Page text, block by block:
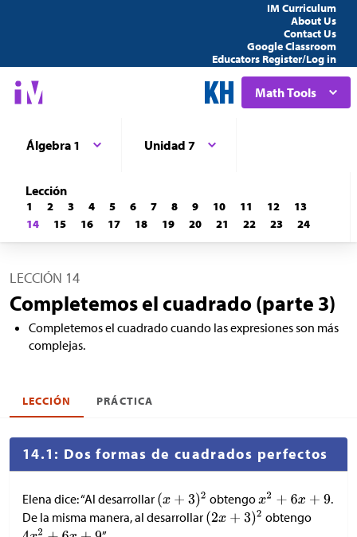
IM Curriculum
About Us
Contact Us
Google Classroom
Educators Register/Log in
Math Tools
Álgebra 1 Unidad 7
Lección
1 2 3 4 5 6 7 8 9 10 11 12
13
14
15 16 17 18 19 20 21 22 23 24
LECCIÓN 14
Completemos el cuadrado (parte 3)
Completemos el cuadrado cuando las expresiones son más
complejas.
LECCIÓN PRÁCTICA
14.1: Dos formas de cuadrados perfectos
Elena dice: “Al desarrollar obtengo
.
De la misma manera, al desarrollar
obtengo